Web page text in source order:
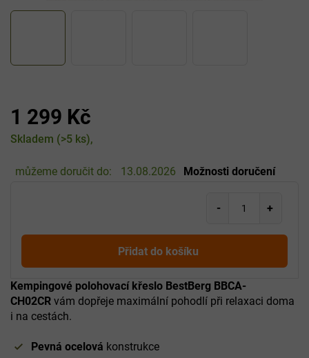
1 299 Kč
Měrná
Skladem (>5 ks)
můžeme doručit do: 13.08.2026 Možnosti doručení
Přidat do košíku
Kempingové polohovací křeslo BestBerg BBCA-
CH02CR vám dopřeje maximální pohodlí při relaxaci doma
i na cestách.
Pevná ocelová konstrukce